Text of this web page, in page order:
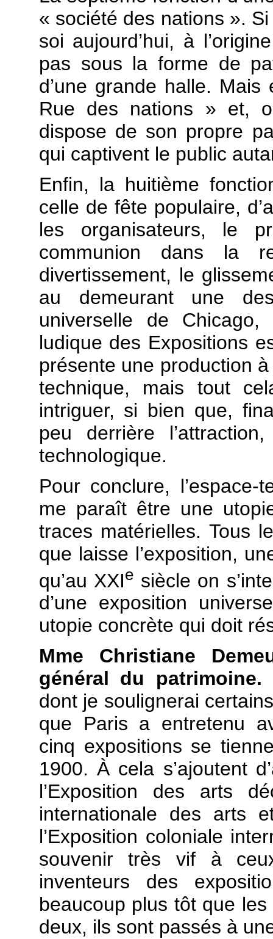
« société des nations ».
soi aujourd’hui, à
pas sous la forme de
d’une grande halle.
Rue des nations » et,
dispose de son propre
qui captivent le public
Enfin, la huitième
celle de fête populaire,
les organisateurs, le
communion dans la
divertissement, le
au demeurant une
universelle de
ludique des Expositions
présente une production
technique, mais tout
intriguer, si bien que,
peu derrière
technologique.
Pour conclure,
me paraît être une
traces matérielles. Tous
que laisse l’exposition,
qu’au XXIe siècle on
d’une exposition
utopie concrète qui doit
Mme Christiane
général du patrimoine.
dont je soulignerai
que Paris a entretenu
cinq expositions se
1900. À cela s’ajoutent
l’Exposition des arts
internationale des arts
l’Exposition coloniale
souvenir très vif à
inventeurs des
beaucoup plus tôt que
deux, ils sont passés à